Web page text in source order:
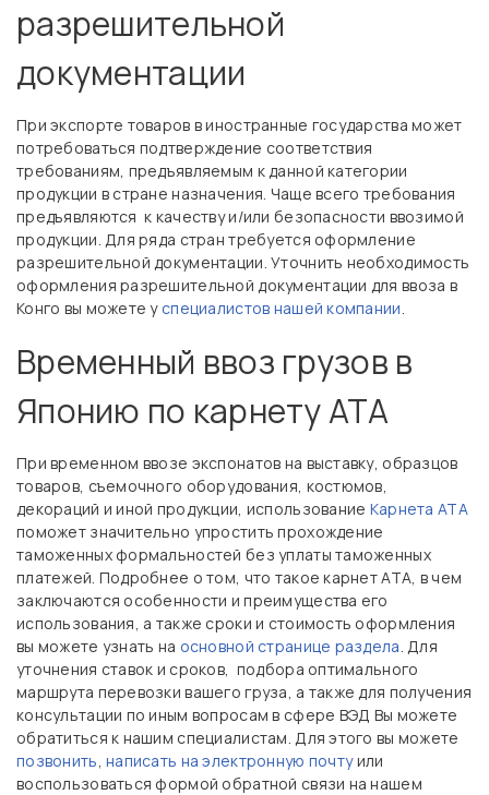
разрешительной
документации
При экспорте товаров в иностранные государства может
потребоваться подтверждение соответствия
требованиям, предъявляемым к данной категории
продукции в стране назначения. Чаще всего требования
предъявляются к качеству и/или безопасности ввозимой
продукции. Для ряда стран требуется оформление
разрешительной документации. Уточнить необходимость
оформления разрешительной документации для ввоза в
Конго вы можете у специалистов нашей компании.
Временный ввоз грузов в
Японию по карнету АТА
При временном ввозе экспонатов на выставку, образцов
товаров, съемочного оборудования, костюмов,
декораций и иной продукции, использование Карнета АТА
поможет значительно упростить прохождение
таможенных формальностей без уплаты таможенных
платежей. Подробнее о том, что такое карнет АТА, в чем
заключаются особенности и преимущества его
использования, а также сроки и стоимость оформления
вы можете узнать на основной странице раздела. Для
уточнения ставок и сроков, подбора оптимального
маршрута перевозки вашего груза, а также для получения
консультации по иным вопросам в сфере ВЭД Вы можете
обратиться к нашим специалистам. Для этого вы можете
позвонить,написать на электронную почтуили
воспользоваться формой обратной связи на нашем